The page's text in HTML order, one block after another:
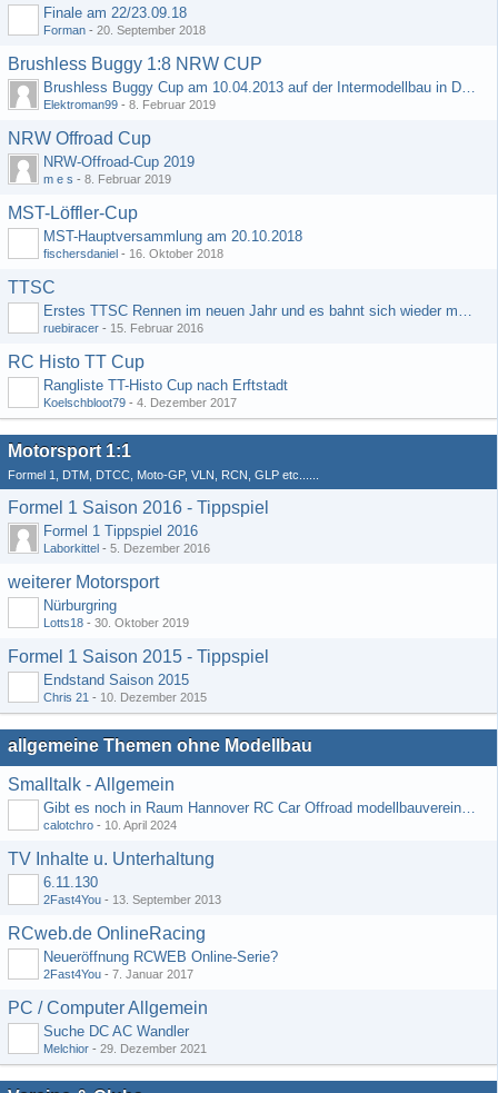
Finale am 22/23.09.18
Forman - 20. September 2018
Brushless Buggy 1:8 NRW CUP
Brushless Buggy Cup am 10.04.2013 auf der Intermodellbau in Dortmund
Elektroman99 - 8. Februar 2019
NRW Offroad Cup
NRW-Offroad-Cup 2019
m e s - 8. Februar 2019
MST-Löffler-Cup
MST-Hauptversammlung am 20.10.2018
fischersdaniel - 16. Oktober 2018
TTSC
Erstes TTSC Rennen im neuen Jahr und es bahnt sich wieder mal eine Rekordteilnehmerzahl an
ruebiracer - 15. Februar 2016
RC Histo TT Cup
Rangliste TT-Histo Cup nach Erftstadt
Koelschbloot79 - 4. Dezember 2017
Motorsport 1:1
Formel 1, DTM, DTCC, Moto-GP, VLN, RCN, GLP etc......
Formel 1 Saison 2016 - Tippspiel
Formel 1 Tippspiel 2016
Laborkittel - 5. Dezember 2016
weiterer Motorsport
Nürburgring
Lotts18 - 30. Oktober 2019
Formel 1 Saison 2015 - Tippspiel
Endstand Saison 2015
Chris 21 - 10. Dezember 2015
allgemeine Themen ohne Modellbau
Smalltalk - Allgemein
Gibt es noch in Raum Hannover RC Car Offroad modellbauvereine, habe selbst schon gegoogelt aber erfolglos
calotchro - 10. April 2024
TV Inhalte u. Unterhaltung
6.11.130
2Fast4You - 13. September 2013
RCweb.de OnlineRacing
Neueröffnung RCWEB Online-Serie?
2Fast4You - 7. Januar 2017
PC / Computer Allgemein
Suche DC AC Wandler
Melchior - 29. Dezember 2021